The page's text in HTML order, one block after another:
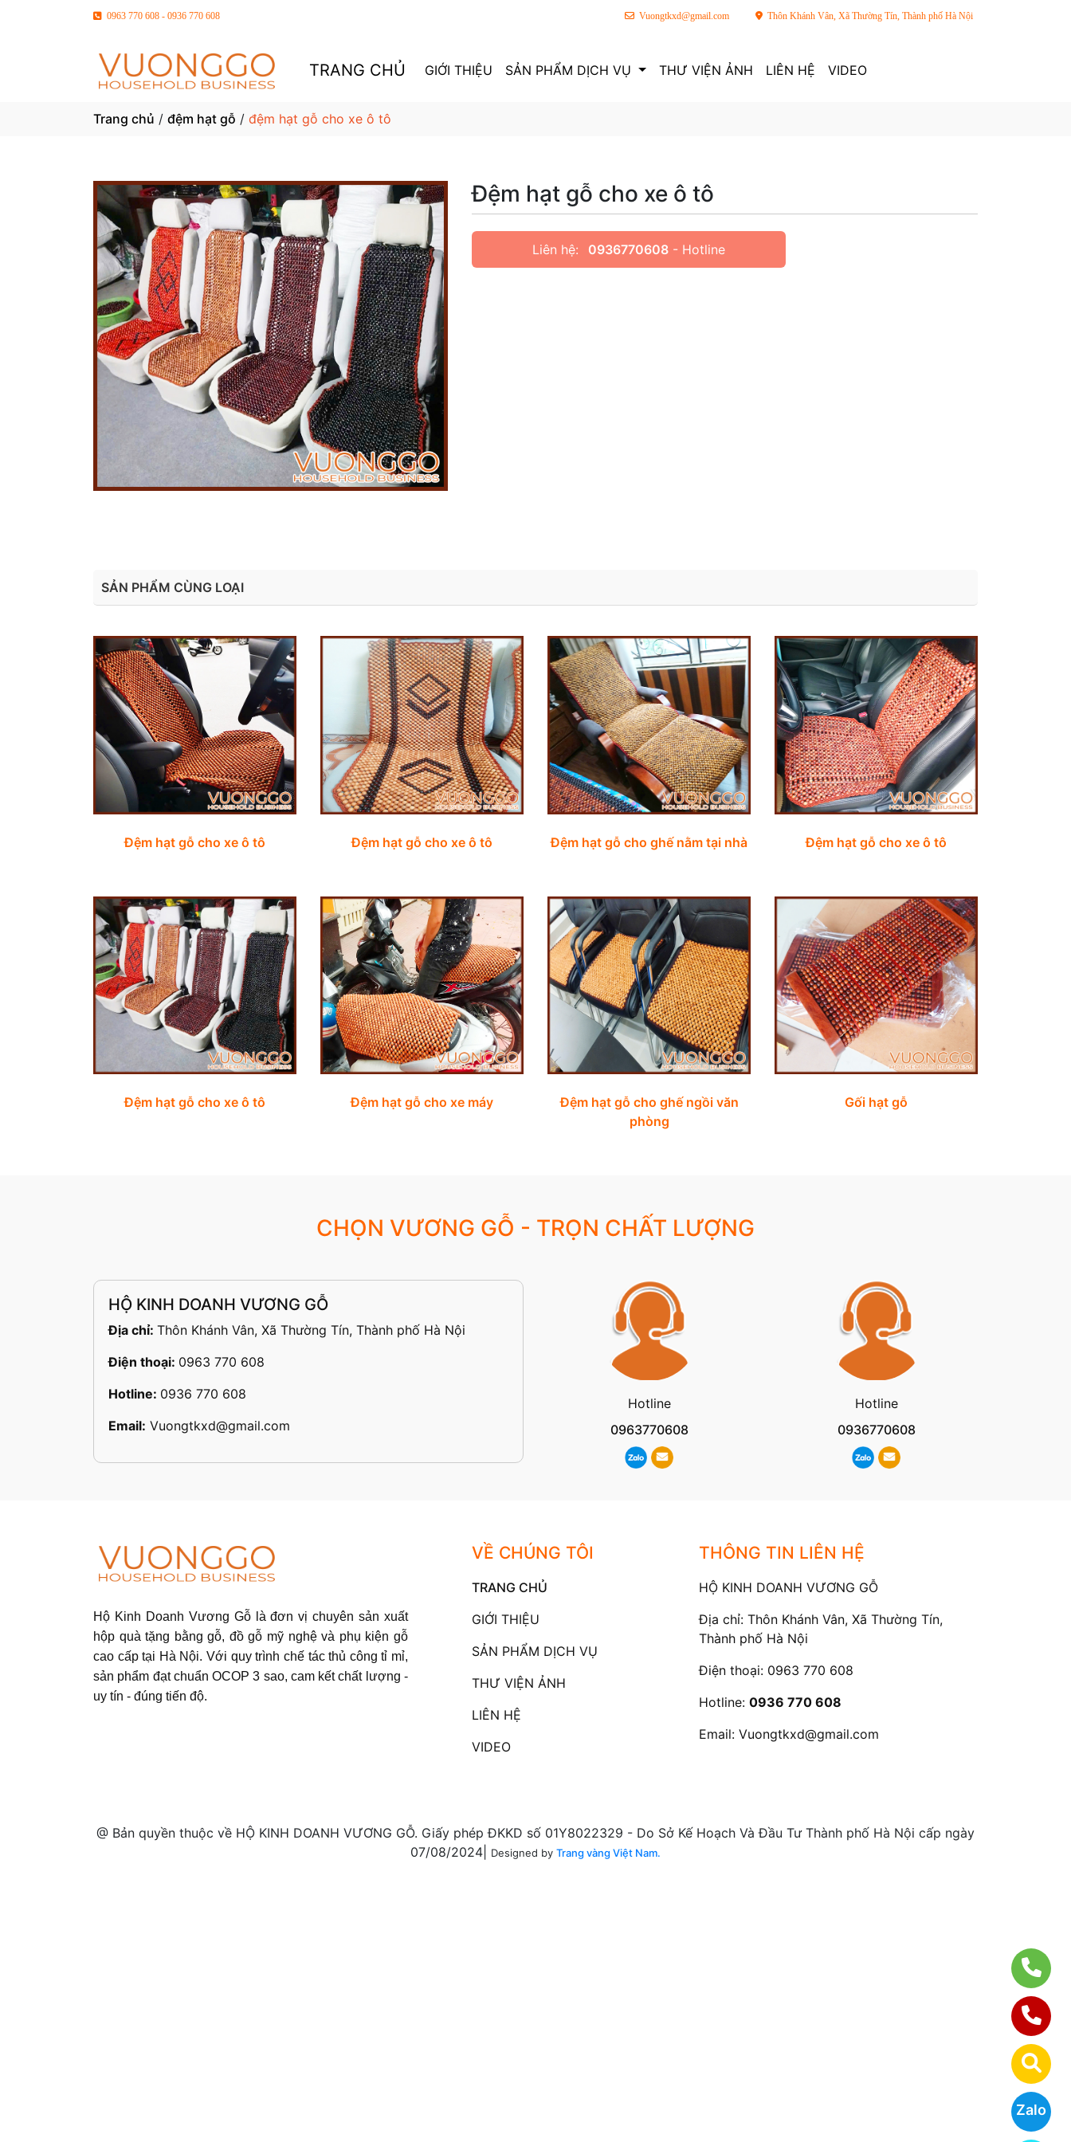
Zalo
0963 770 608 - 0936 770 608 Vuongtkxd@gmail.com Thôn Khánh Vân, Xã Thường Tín, Thành phố Hà Nội
TRANG CHỦ GIỚI THIỆU SẢN PHẨM DỊCH VỤ THƯ VIỆN ẢNH LIÊN HỆ VIDEO
Trang chủ / đệm hạt gỗ / đệm hạt gỗ cho xe ô tô
Đệm hạt gỗ cho xe ô tô
Liên hệ: 0936770608- Hotline
SẢN PHẨM CÙNG LOẠI
Đệm hạt gỗ cho xe ô tô Đệm hạt gỗ cho xe ô tô Đệm hạt gỗ cho ghế nằm tại nhà Đệm hạt gỗ cho xe ô tô
Đệm hạt gỗ cho xe ô tô Đệm hạt gỗ cho xe máy
Đệm hạt gỗ cho ghế ngồi văn
phòng
Gối hạt gỗ
CHỌN VƯƠNG GỖ - TRỌN CHẤT LƯỢNG
HỘ KINH DOANH VƯƠNG GỖ
Địa chỉ: Thôn Khánh Vân, Xã Thường Tín, Thành phố Hà Nội
Điện thoại: 0963 770 608
Hotline: 0936 770 608
Email: Vuongtkxd@gmail.com
Hotline
0963770608
Hotline
0936770608
Hộ Kinh Doanh Vương Gỗ là đơn vị chuyên sản xuất
hộp quà tặng bằng gỗ, đồ gỗ mỹ nghệ và phụ kiện gỗ
cao cấp tại Hà Nội. Với quy trình chế tác thủ công tỉ mỉ,
sản phẩm đạt chuẩn OCOP 3 sao, cam kết chất lượng -
uy tín - đúng tiến độ.
VỀ CHÚNG TÔI
TRANG CHỦ
GIỚI THIỆU
SẢN PHẨM DỊCH VỤ
THƯ VIỆN ẢNH
LIÊN HỆ
VIDEO
THÔNG TIN LIÊN HỆ
HỘ KINH DOANH VƯƠNG GỖ
Địa chỉ: Thôn Khánh Vân, Xã Thường Tín,
Thành phố Hà Nội
Điện thoại: 0963 770 608
Hotline: 0936 770 608
Email: Vuongtkxd@gmail.com
@ Bản quyền thuộc về HỘ KINH DOANH VƯƠNG GỖ. Giấy phép ĐKKD số 01Y8022329 - Do Sở Kế Hoạch Và Đầu Tư Thành phố Hà Nội cấp ngày
07/08/2024|
Designed by Trang vàng Việt Nam.